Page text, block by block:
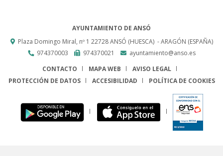
AYUNTAMIENTO DE ANSÓ
Plaza Domingo Miral, nº 1 22728 ANSÓ (HUESCA) - ARAGÓN (ESPAÑA)
974370003
974370021
ayuntamiento@anso.es
CONTACTO
MAPA WEB
AVISO LEGAL
PROTECCIÓN DE DATOS
ACCESIBILIDAD POLÍTICA DE COOKIES